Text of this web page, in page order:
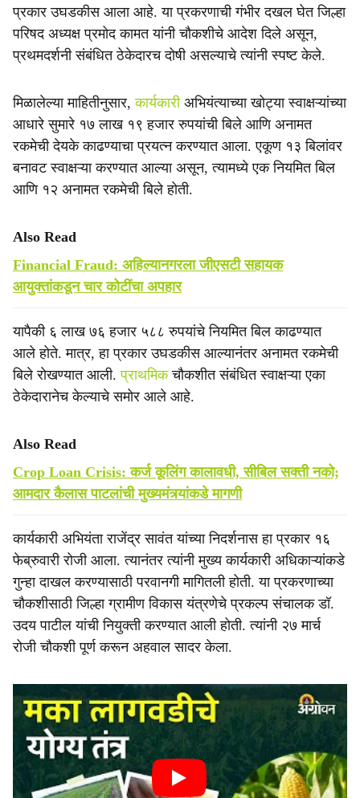
e
प्रकार उघडकीस आला आहे. या प्रकरणाची गंभीर दखल घेत जिल्हा
परिषद अध्यक्ष प्रमोद कामत यांनी चौकशीचे आदेश दिले असून,
प्रथमदर्शनी संबंधित ठेकेदारच दोषी असल्याचे त्यांनी स्पष्ट केले.
मिळालेल्या माहितीनुसार,कार्यकारी अभियंत्याच्या खोट्या स्वाक्षऱ्यांच्या
आधारे सुमारे १७ लाख १९ हजार रुपयांची बिले आणि अनामत
रकमेची देयके काढण्याचा प्रयत्न करण्यात आला. एकूण १३ बिलांवर
बनावट स्वाक्षऱ्या करण्यात आल्या असून, त्यामध्ये एक नियमित बिल
आणि १२ अनामत रकमेची बिले होती.
Also Read
Financial Fraud: अहिल्यानगरला जीएसटी सहायक
आयुक्तांकडून चार कोटींचा अपहार
यापैकी ६ लाख ७६ हजार ५८८ रुपयांचे नियमित बिल काढण्यात
आले होते. मात्र, हा प्रकार उघडकीस आल्यानंतर अनामत रकमेची
बिले रोखण्यात आली.प्राथमिकचौकशीत संबंधित स्वाक्षऱ्या एका
ठेकेदारानेच केल्याचे समोर आले आहे.
Also Read
Crop Loan Crisis: कर्ज कूलिंग कालावधी, सीबिल सक्ती नको;
आमदार कैलास पाटलांची मुख्यमंत्र्यांकडे मागणी
कार्यकारी अभियंता राजेंद्र सावंत यांच्या निदर्शनास हा प्रकार १६
फेब्रुवारी रोजी आला. त्यानंतर त्यांनी मुख्य कार्यकारी अधिकाऱ्यांकडे
गुन्हा दाखल करण्यासाठी परवानगी मागितली होती. या प्रकरणाच्या
चौकशीसाठी जिल्हा ग्रामीण विकास यंत्रणेचे प्रकल्प संचालक डॉ.
उदय पाटील यांची नियुक्ती करण्यात आली होती. त्यांनी २७ मार्च
रोजी चौकशी पूर्ण करून अहवाल सादर केला.